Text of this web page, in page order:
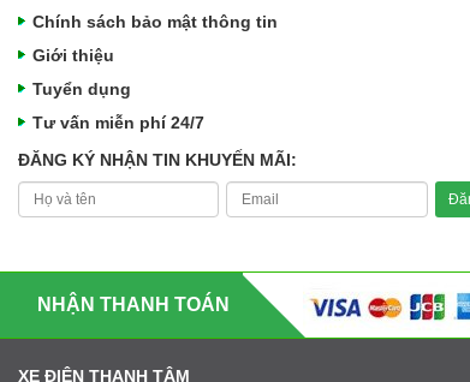
Chính sách bảo mật thông tin
Giới thiệu
Tuyển dụng
Tư vấn miễn phí 24/7
ĐĂNG KÝ NHẬN TIN KHUYẾN MÃI:
NHẬN THANH TOÁN
XE ĐIỆN THANH TÂM